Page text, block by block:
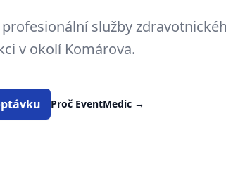
služby
v okolí Komárova.
Proč EventMedic →